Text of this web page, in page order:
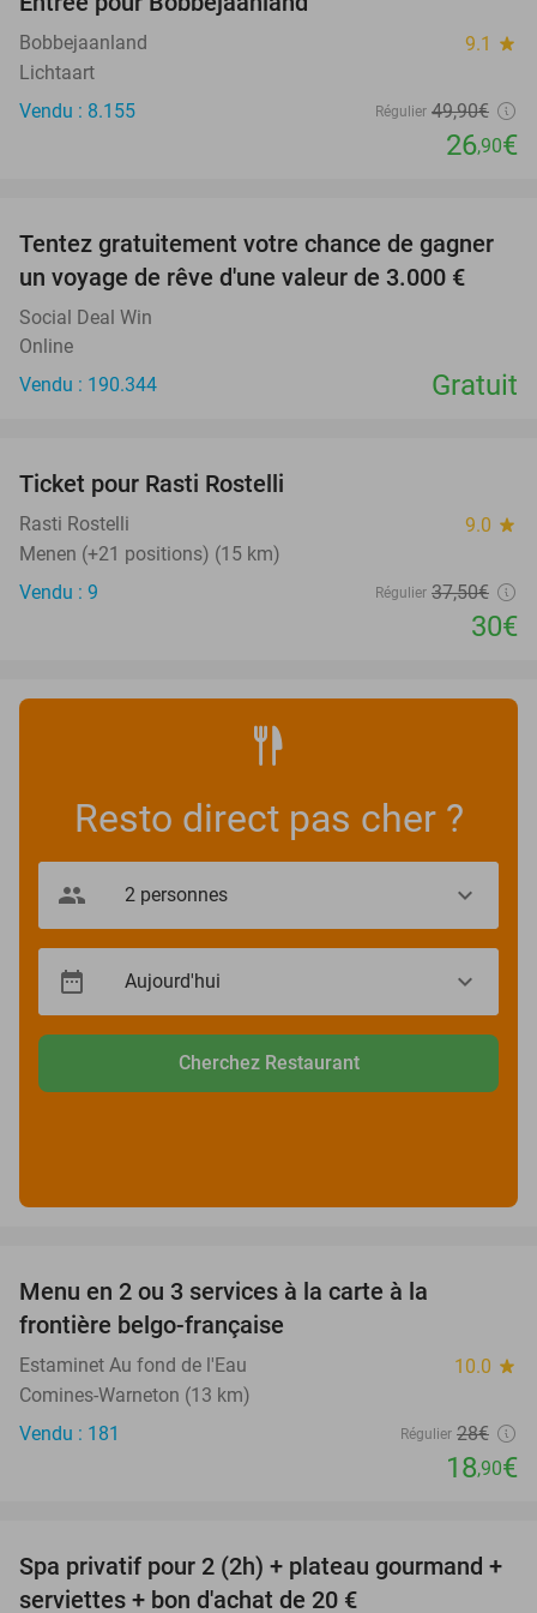
Bobbejaanland 9.1 star
Lichtaart
Vendu : 8.155
Régulier 49,90€
26,90€
Tentez gratuitement votre chance de gagner
un voyage de rêve d'une valeur de 3.000 €
Social Deal Win
Online
Vendu : 190.344
Gratuit
TODAY
Ticket pour Rasti Rostelli
Rasti Rostelli 9.0 star
Menen (+21 positions) (15 km)
Vendu : 9
Régulier 37,50€
30€
Resto direct pas cher ?
Cherchez Restaurant
Menu en 2 ou 3 services à la carte à la
frontière belgo-française
Estaminet Au fond de l'Eau 10.0 star
Comines-Warneton (13 km)
Vendu : 181
Régulier 28€
18,90€
28%
Spa privatif pour 2 (2h) + plateau gourmand +
serviettes + bon d'achat de 20 €